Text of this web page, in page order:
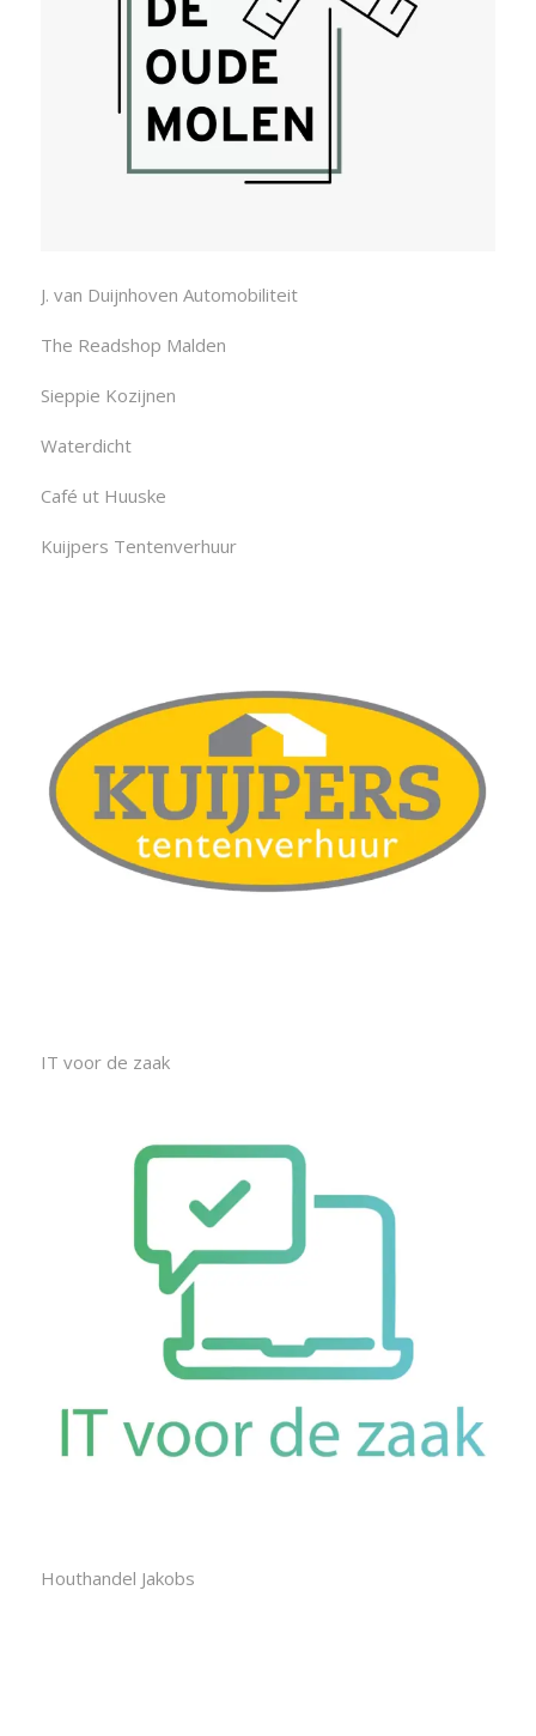
J. van Duijnhoven Automobiliteit
The Readshop Malden
Sieppie Kozijnen
Waterdicht
Café ut Huuske
Kuijpers Tentenverhuur
IT voor de zaak
Houthandel Jakobs